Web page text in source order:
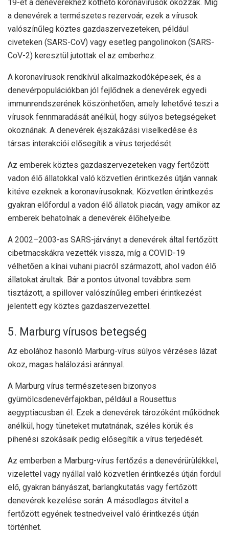
19-et a denevérekhez köthető koronavírusok okozzák. Míg
a denevérek a természetes rezervoár, ezek a vírusok
valószínűleg köztes gazdaszervezeteken, például
civeteken (SARS-CoV) vagy esetleg pangolinokon (SARS-
CoV-2) keresztül jutottak el az emberhez.
A koronavírusok rendkívül alkalmazkodóképesek, és a
denevérpopulációkban jól fejlődnek a denevérek egyedi
immunrendszerének köszönhetően, amely lehetővé teszi a
vírusok fennmaradását anélkül, hogy súlyos betegségeket
okoznának. A denevérek éjszakázási viselkedése és
társas interakciói elősegítik a vírus terjedését.
Az emberek köztes gazdaszervezeteken vagy fertőzött
vadon élő állatokkal való közvetlen érintkezés útján vannak
kitéve ezeknek a koronavírusoknak. Közvetlen érintkezés
gyakran előfordul a vadon élő állatok piacán, vagy amikor az
emberek behatolnak a denevérek élőhelyeibe.
A 2002–2003-as SARS-járványt a denevérek által fertőzött
cibetmacskákra vezették vissza, míg a COVID-19
vélhetően a kínai vuhani piacról származott, ahol vadon élő
állatokat árultak. Bár a pontos útvonal továbbra sem
tisztázott, a spillover valószínűleg emberi érintkezést
jelentett egy köztes gazdaszervezettel.
5. Marburg vírusos betegség
Az ebolához hasonló Marburg-vírus súlyos vérzéses lázat
okoz, magas halálozási aránnyal.
A Marburg vírus természetesen bizonyos
gyümölcsdenevérfajokban, például a Rousettus
aegyptiacusban él. Ezek a denevérek tározóként működnek
anélkül, hogy tüneteket mutatnának, széles körük és
pihenési szokásaik pedig elősegítik a vírus terjedését.
Az emberben a Marburg-vírus fertőzés a denevérürülékkel,
vizelettel vagy nyállal való közvetlen érintkezés útján fordul
elő, gyakran bányászat, barlangkutatás vagy fertőzött
denevérek kezelése során. A másodlagos átvitel a
fertőzött egyének testnedveivel való érintkezés útján
történhet.